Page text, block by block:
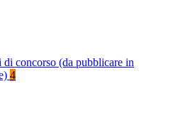
di concorso (da pubblicare in
4